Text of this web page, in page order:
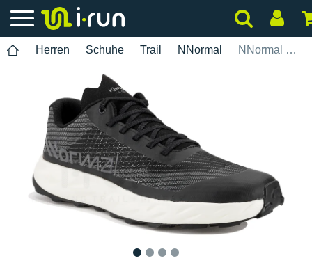
Herren Schuhe Trail NNormal NNormal Kjerag M